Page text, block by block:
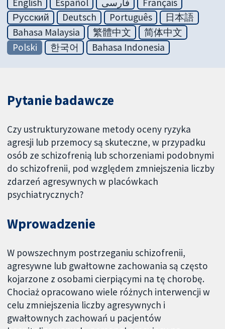
Русский
Deutsch Português
日本語
Bahasa Malaysia
繁體中文
简体中文
Polski
한국어 Bahasa Indonesia
Pytanie badawcze
Czy ustrukturyzowane metody oceny ryzyka
agresji lub przemocy są skuteczne, w przypadku
osób ze schizofrenią lub schorzeniami podobnymi
do schizofrenii, pod względem zmniejszenia liczby
zdarzeń agresywnych w placówkach
psychiatrycznych?
Wprowadzenie
W powszechnym postrzeganiu schizofrenii,
agresywne lub gwałtowne zachowania są często
kojarzone z osobami cierpiącymi na tę chorobę.
Chociaż opracowano wiele różnych interwencji w
celu zmniejszenia liczby agresywnych i
gwałtownych zachowań u pacjentów